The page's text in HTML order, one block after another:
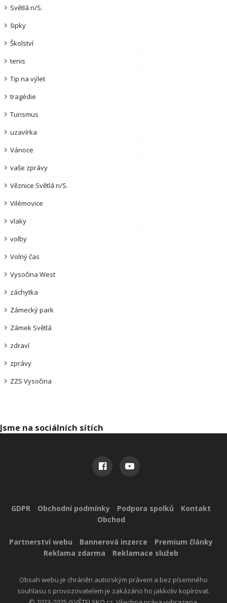
Světlá n/S.
šipky
Školství
tenis
Tip na výlet
tragédie
Turismus
uzavírka
Vánoce
vaše zprávy
Věznice Světlá n/S.
Vilémovice
vlaky
volby
Volný čas
Vysočina West
záchytka
Zámecký park
Zámek Světlá
zdraví
zprávy
ZZS Vysočina
Jsme na sociálních sítích
GDPR Obchodní podmínky Podpora spolků
Kontakt
Obchod
Partnerství webu Bannerová inzerce
Premium články
Reklama zdarma
Reklamace služeb
Obsah webu je chráněn autorským právem a bez písemného
souhlasu s provozovatelem je zakázáno ho jakkoliv kopírovat.